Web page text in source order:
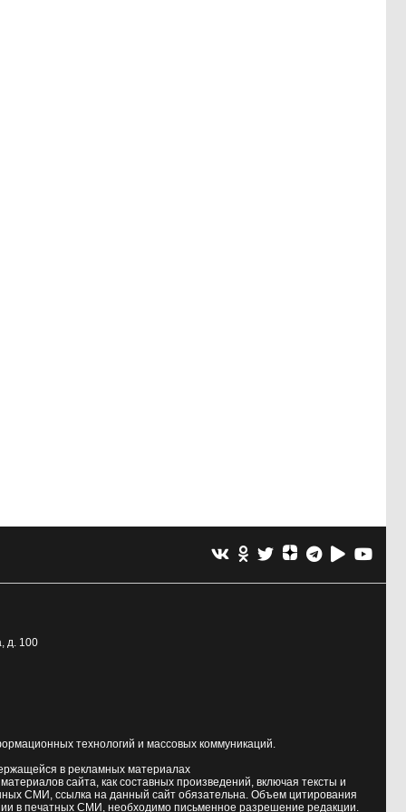
д. 100
технологий и массовых коммуникаций.
в рекламных материалах
сайта, как составных произведений, включая тексты и
СМИ, ссылка на данный сайт обязательна. Объем цитирования
в печатных СМИ, необходимо письменное разрешение редакции.